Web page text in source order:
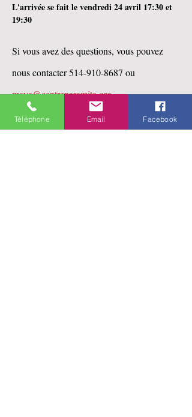
L'arrivée se fait le vendredi 24 avril 17:30 et
19:30
Si vous avez des questions, vous pouvez
nous contacter 514-910-8687 ou
maya@centreparamita.org
Pour vous incrire , cliquez sur le bouton
Téléphone Email Facebook